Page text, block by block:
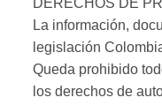
DERECHOS DE
La información,
legislación
Queda prohibido
los derechos de